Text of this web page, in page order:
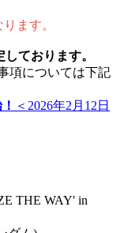
ます。
ております。
項については下記
＜2026年2月12日
THE WAY' in